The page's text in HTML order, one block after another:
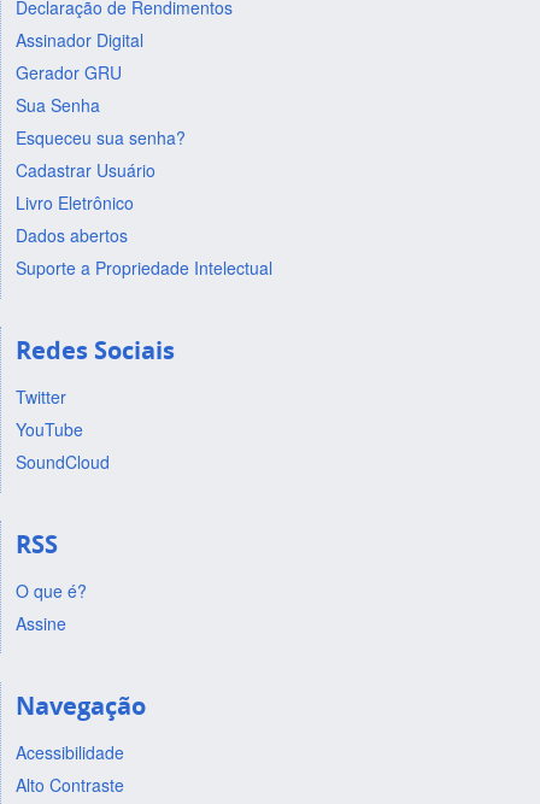
Declaração de Rendimentos
Assinador Digital
Gerador GRU
Sua Senha
Esqueceu sua senha?
Cadastrar Usuário
Livro Eletrônico
Dados abertos
Suporte a Propriedade Intelectual
Redes Sociais
Twitter
YouTube
SoundCloud
RSS
O que é?
Assine
Navegação
Acessibilidade
Alto Contraste